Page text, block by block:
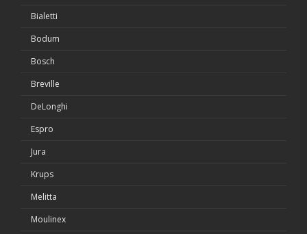
Bialetti
Bodum
Bosch
Breville
DeLonghi
Espro
Jura
Krups
Melitta
Moulinex